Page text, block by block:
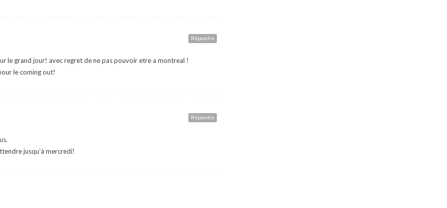
Répondre
le grand jour! avec regret de ne pas pouvoir etre a montreal !
le coming out!
Répondre
jusqu’à mercredi!